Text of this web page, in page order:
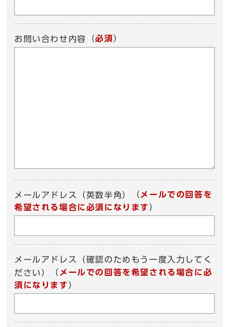
お問い合わせ内容 （必須）
メールアドレス（英数半角） （ メールでの回答を
希望される場合に必須になります ）
メールアドレス（確認のためもう一度入力してく
ださい）
（ メールでの回答を希望される場合に必
須になります ）